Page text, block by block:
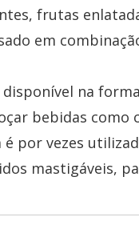
frutas
em
na
bebidas como
por vezes
mastigáveis,